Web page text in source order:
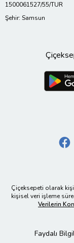
1500061527/55/TUR
Şehir: Samsun
Çiçeksepeti olarak
kişisel veri işleme
Verilerin
Faydalı